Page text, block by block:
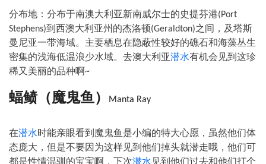
分布地：分布于南澳大利亚新南威尔士的史提芬港(Port
Stephens)到西澳大利亚州的杰洛顿(Geraldton)之间，及塔斯
曼尼亚一带海域。主要栖息在隐蔽性较好的礁石和海藻丛生
密集的浅海低温浪少水域。去澳大利亚潜水有机会见到这珍
稀又美丽的品种啊~
蝠鲼（魔鬼鱼） Manta Ray
在潜水时能亲眼看到魔鬼鱼是小编的特大心愿，虽然他们体
态庞大，但是不要因为这样见到他们掉头就潜走哦，他们可
都是性情温驯的宝宝啊，下次潜水 见到他们过去和他们打个